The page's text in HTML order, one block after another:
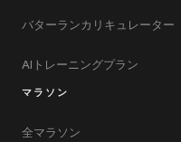
バターランカリキュレーター
AIトレーニングプラン
マラソン
全マラソン